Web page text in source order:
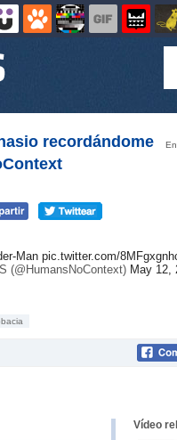
recordándome
Man pic.twitter.com/
(@HumansNoContext) May 12,
Vídeo